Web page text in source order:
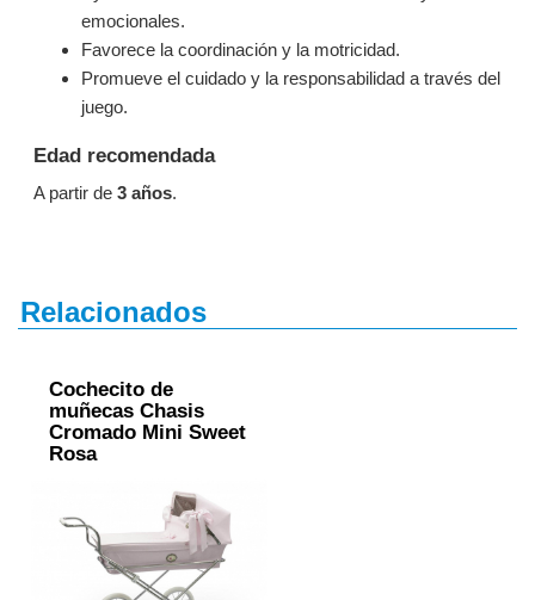
emocionales.
Favorece la coordinación y la motricidad.
Promueve el cuidado y la responsabilidad a través del
juego.
Edad recomendada
A partir de 3 años.
Relacionados
Cochecito de
muñecas Chasis
Cromado Mini Sweet
Rosa